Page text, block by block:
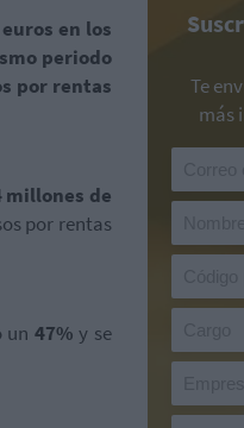
en los
periodo
por rentas
millones de
por rentas
un 47% y se
Te
más